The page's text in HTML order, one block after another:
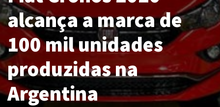
alcança a marca de
100 mil unidades
produzidas na
Argentina